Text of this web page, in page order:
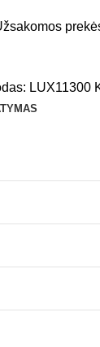
LUX11300